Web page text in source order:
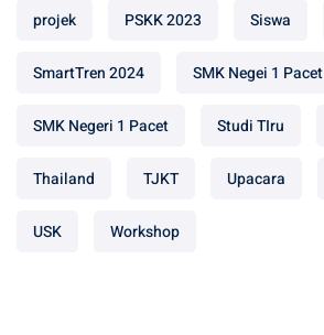
projek PSKK 2023 Siswa
SmartTren 2024 SMK Negei 1 Pacet
SMK Negeri 1 Pacet Studi TIru
Thailand TJKT Upacara
USK Workshop